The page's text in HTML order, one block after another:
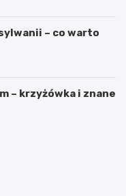
– co warto
– krzyżówka i znane